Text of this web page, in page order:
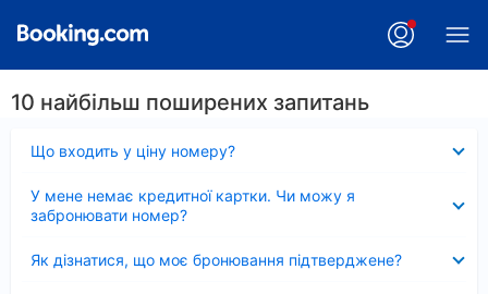
10 найбільш поширених запитань
Що входить у ціну номеру?
У мене немає кредитної картки. Чи можу я
забронювати номер?
Як дізнатися, що моє бронювання підтверджене?